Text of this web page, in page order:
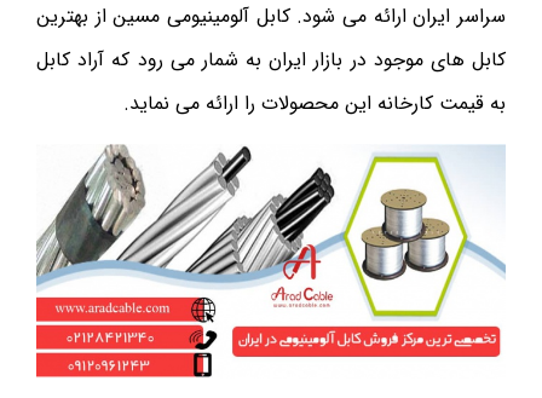
سراسر ایران ارائه می شود. کابل آلومینیومی مسین از بهترین
کابل های موجود در بازار ایران به شمار می رود که آراد کابل
به قیمت کارخانه این محصولات را ارائه می نماید.